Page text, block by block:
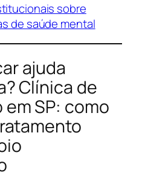
sobre
de saúde mental
ajuda
Clínica de
SP: como